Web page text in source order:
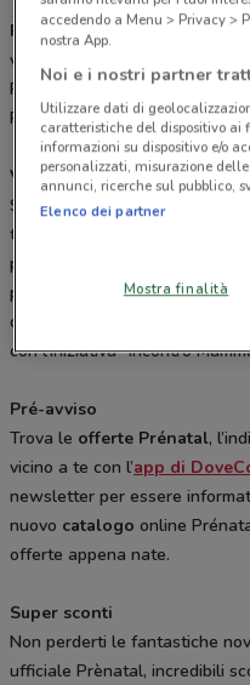
Prénatalè una catena di
veste neonati, bimbi e donne
Prénatal, pratici, leggeri e
Prénatal per i più piccini.
Vicino alle mamme
Sfoglia ilvolantino Prénatal
trovare tanti prodotti e
per te; inoltre, presso i negozi
pratici consigli su come
di personale esperto o da
con l’iniziativa “Incontro
Pré-avviso
Trova le offerte Prénatal,
vicino a te con l’app di
newsletter per essere
nuovo catalogo online
offerte appena nate.
Super sconti
Non perderti le fantastiche
ufficiale Prènatal, incredibili
accedendo a Menu > Privacy >
nostra App.
Noi e i nostri partner
Utilizzare dati di
caratteristiche del dispositivo ai
informazioni su dispositivo e/o
personalizzati, misurazione
annunci, ricerche sul pubblico,
Elenco dei partner
Mostra finalità